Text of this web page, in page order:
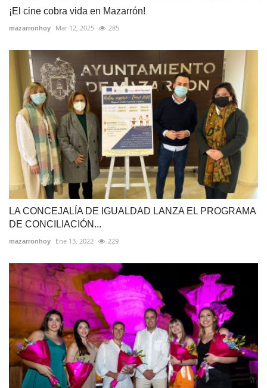
¡El cine cobra vida en Mazarrón!
mazarronhoy Mar 12, 2025 285
LA CONCEJALÍA DE IGUALDAD LANZA EL PROGRAMA
DE CONCILIACIÓN...
mazarronhoy Ene 13, 2022 229